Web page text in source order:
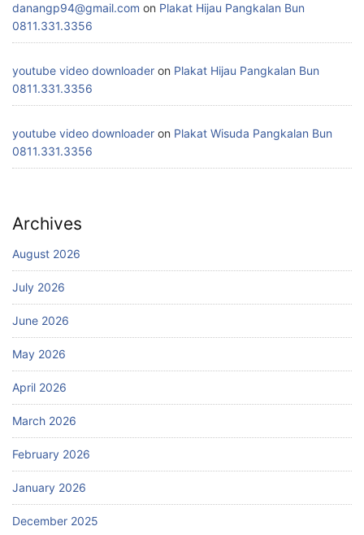
danangp94@gmail.com on Plakat Hijau Pangkalan Bun
0811.331.3356
youtube video downloader on Plakat Hijau Pangkalan Bun
0811.331.3356
youtube video downloader on Plakat Wisuda Pangkalan Bun
0811.331.3356
Archives
August 2026
July 2026
June 2026
May 2026
April 2026
March 2026
February 2026
January 2026
December 2025